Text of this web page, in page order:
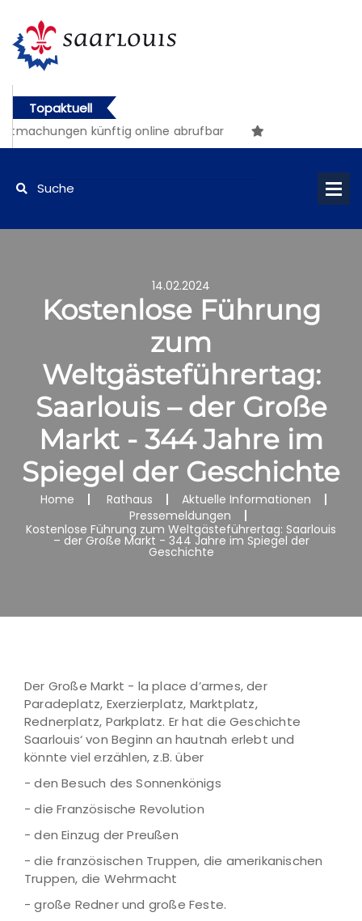
Topaktuell
künftig online abrufbar
14.02.2024
Kostenlose Führung
zum
Weltgästeführertag:
Saarlouis – der Große
Markt - 344 Jahre im
Spiegel der Geschichte
Home Rathaus
Aktuelle Informationen
Pressemeldungen
Kostenlose Führung zum Weltgästeführertag: Saarlouis
– der Große Markt - 344 Jahre im Spiegel der
Geschichte
Der Große Markt - la place d’armes, der
Paradeplatz, Exerzierplatz, Marktplatz,
Rednerplatz, Parkplatz. Er hat die Geschichte
Saarlouis‘ von Beginn an hautnah erlebt und
könnte viel erzählen, z.B. über
- den Besuch des Sonnenkönigs
- die Französische Revolution
- den Einzug der Preußen
- die französischen Truppen, die amerikanischen
Truppen, die Wehrmacht
- große Redner und große Feste.